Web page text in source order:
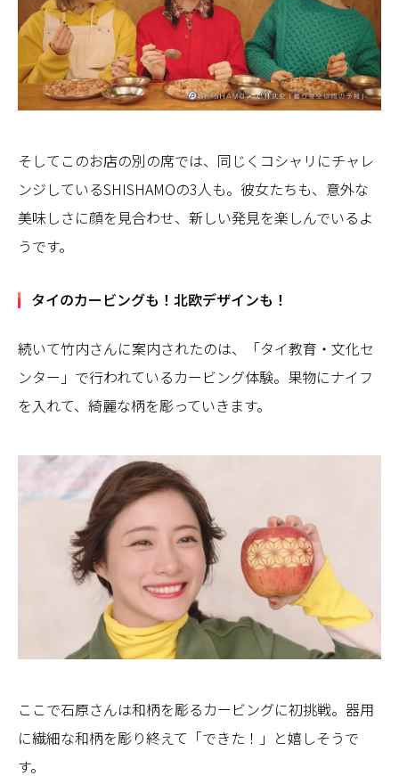
そしてこのお店の別の席では、同じくコシャリにチャレ
ンジしているSHISHAMOの3人も。彼女たちも、意外な
美味しさに顔を見合わせ、新しい発見を楽しんでいるよ
うです。
タイのカービングも！北欧デザインも！
続いて竹内さんに案内されたのは、「タイ教育・文化セ
ンター」で行われているカービング体験。果物にナイフ
を入れて、綺麗な柄を彫っていきます。
ここで石原さんは和柄を彫るカービングに初挑戦。器用
に繊細な和柄を彫り終えて「できた！」と嬉しそうで
す。